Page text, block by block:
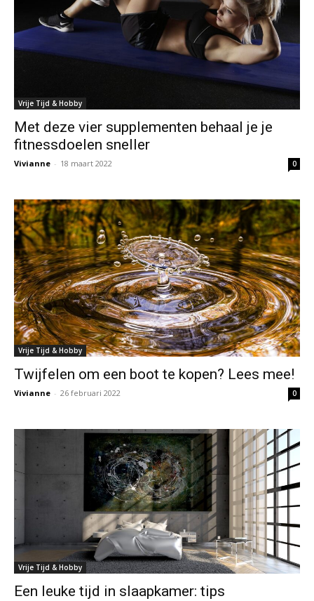
Vrije Tijd & Hobby
Met deze vier supplementen behaal je je
fitnessdoelen sneller
Vivianne - 18 maart 2022 0
Vrije Tijd & Hobby
Twijfelen om een boot te kopen? Lees mee!
Vivianne - 26 februari 2022 0
Vrije Tijd & Hobby
Een leuke tijd in slaapkamer: tips